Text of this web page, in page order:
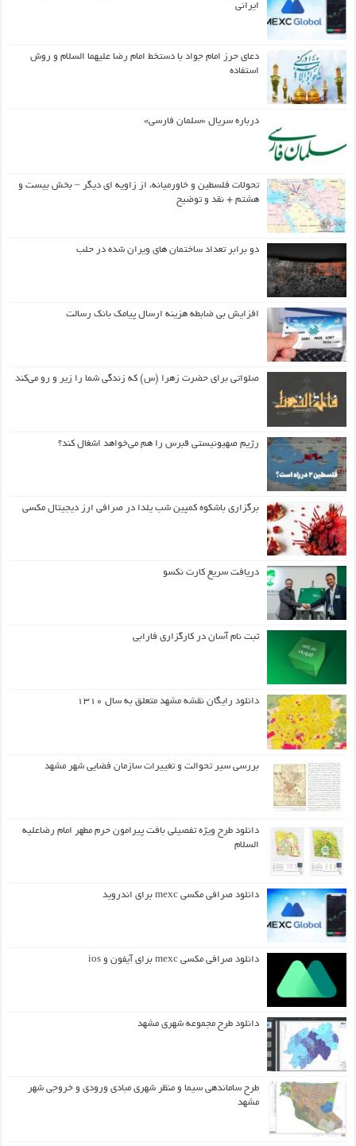
ایرانی
دعای حرز امام جواد با دستخط امام رضا علیهما السلام و روش
استفاده
درباره سریال «سلمان فارسی»
تحولات فلسطین و خاورمیانه، از زاویه ای دیگر – بخش بیست و
هشتم + نقد و توضیح
دو برابر تعداد ساختمان های ویران شده در حلب
افزایش بی ضابطه هزینه ارسال پیامک بانک رسالت
صلواتی برای حضرت زهرا (س) که زندگی شما را زیر و رو می‌کند
رژیم صهیونیستی قبرس را هم می‌خواهد اشغال کند؟
برگزاری باشکوه کمپین شب یلدا در صرافی ارز دیجیتال مکسی
دریافت سریع کارت نکسو
ثبت نام آسان در کارگزاری فارابی
دانلود رایگان نقشه مشهد متعلق به سال ۱۳۱۰
بررسی سیر تحوالت و تغییرات سازمان فضایی شهر مشهد
دانلود طرح ويژه تفصيلي بافت پيرامون حرم مطهر امام رضاعليه
السلام
دانلود صرافی مکسی mexc برای اندروید
دانلود صرافی مکسی mexc برای آیفون و ios
دانلود طرح مجموعه شهری مشهد
طرح ساماندهی سیما و منظر شهری مبادی ورودی و خروجی شهر
مشهد